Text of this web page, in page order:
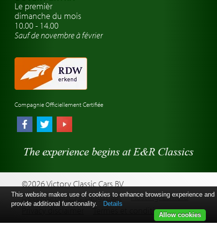
Atelier de voitures anciennes
Montres de marque de voiture
Le premièr
dimanche du mois
10.00 - 14.00
Sauf de novembre à février
Compagnie Officiellement Certifiée
©2026 Victory Classic Cars BV
Development: Pc Langstraat
Hosting: Esmero
Termes et conditions
This website makes use of cookies to enhance browsing experience and
provide additional functionality.
Details
Allow cookies